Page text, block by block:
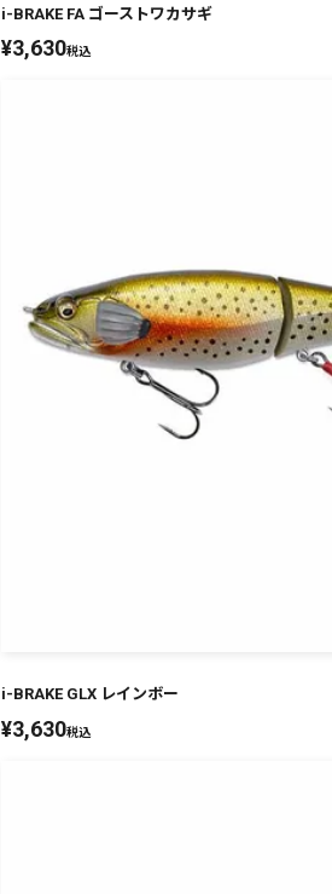
i-BRAKE FA ゴーストワカサギ
¥3,630税込
i-BRAKE GLX レインボー
¥3,630税込